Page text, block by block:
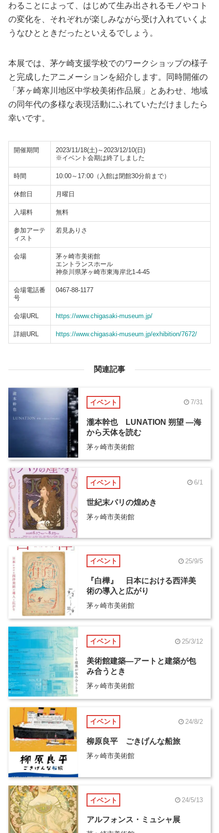
わることによって、はじめて生み出されるモノやコト
の変化を、それぞれが楽しみながら受け入れていくよ
うなひとときだったといえるでしょう。
本展では、茅ケ崎支援学校でのワークショップの様子
と完成したアニメーションを紹介します。同時開催の
「茅ヶ崎寒川地区中学校美術作品展」とあわせ、地域
の同年代の多様な表現活動にふれていただけましたら
幸いです。
開催期間
2023/11/18(土)～2023/12/10(日)
※イベント会期は終了しました
時間 10:00～17:00（入館は閉館30分前まで）
休館日 月曜日
入場料 無料
参加アーテ
ィスト
若見ありさ
会場
茅ヶ崎市美術館
エントランスホール
神奈川県茅ヶ崎市東海岸北1-4-45
会場電話番
号
0467-88-1177
会場URL https://www.chigasaki-museum.jp/
詳細URL https://www.chigasaki-museum.jp/exhibition/7672/
関連記事
イベント 7/31
瀧本幹也 LUNATION 朔望 ―海
から天体を読む
茅ヶ崎市美術館
イベント 6/1
世紀末パリの煌めき
茅ヶ崎市美術館
イベント 25/9/5
『白樺』 日本における西洋美
術の導入と広がり
茅ヶ崎市美術館
イベント 25/3/12
美術館建築―アートと建築が包
み合うとき
茅ヶ崎市美術館
イベント 24/8/2
柳原良平 ごきげんな船旅
茅ヶ崎市美術館
イベント 24/5/13
アルフォンス・ミュシャ展